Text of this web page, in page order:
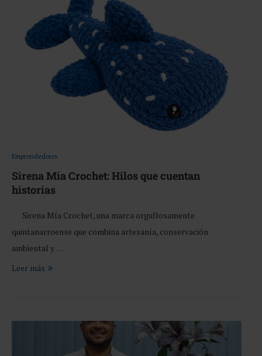
Emprendedores
Sirena Mia Crochet: Hilos que cuentan
historias
Sirena Mía Crochet, una marca orgullosamente
quintanarroense que combina artesanía, conservación
ambiental y …
Leer más